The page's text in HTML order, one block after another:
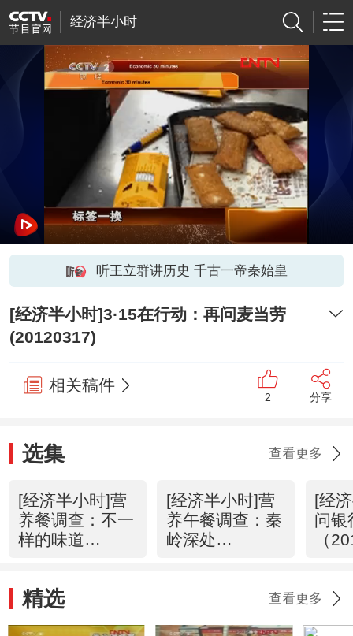
经济半小时
听王立群讲历史 千古一帝秦始皇
[经济半小时]3·15在行动：再问麦当劳
(20120317)
相关稿件
2 分享
选集 查看更多
[经济半小时]营
养餐调查：不一
样的味道
[经济半小时]营
养午餐调查：秦
岭深处
[经
问银
（
精选 查看更多